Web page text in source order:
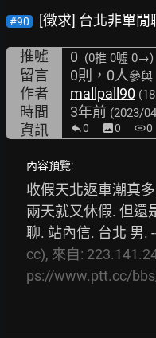
#90 [徵求] 台北非單閒
推噓 0 (0推 0噓 0→)
留言 0則，0人參與
作者 mallpall90
時間 3年前 (2023/
資訊 0 image0 link0
內容預覽:
收假天北返車潮真
兩天就又休假. 但還
聊. 站內信. 台北 男.
cc), 來自:
ps://www.ptt.cc/